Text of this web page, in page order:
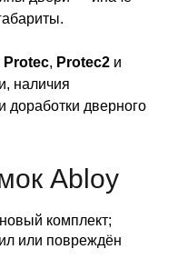
, Protec2 и
наличия
доработки дверного
Abloy
комплект;
или повреждён